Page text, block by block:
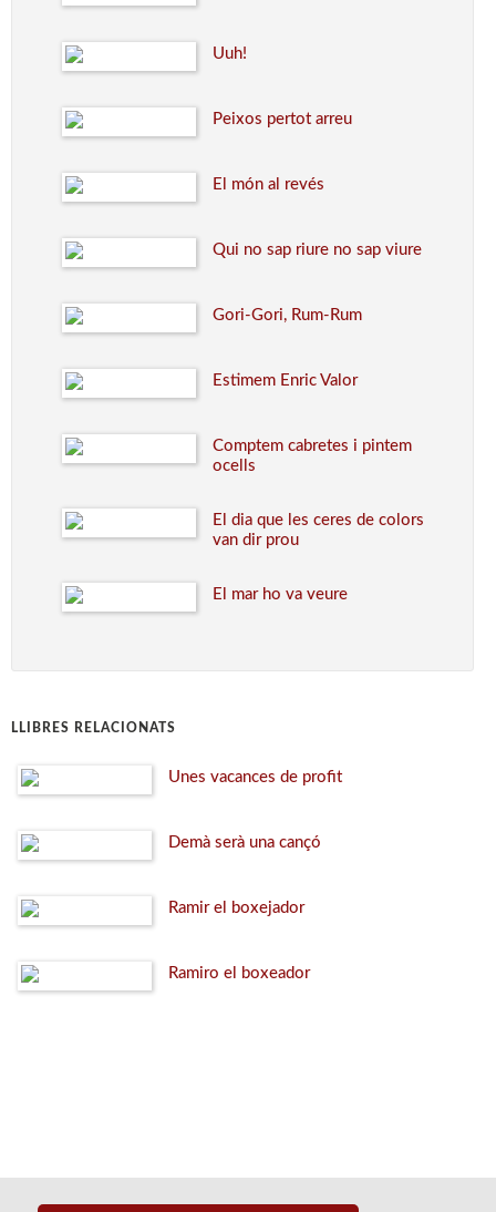
Uuh!
Peixos pertot arreu
El món al revés
Qui no sap riure no sap viure
Gori-Gori, Rum-Rum
Estimem Enric Valor
Comptem cabretes i pintem
ocells
El dia que les ceres de colors
van dir prou
El mar ho va veure
LLIBRES RELACIONATS
Unes vacances de profit
Demà serà una cançó
Ramir el boxejador
Ramiro el boxeador